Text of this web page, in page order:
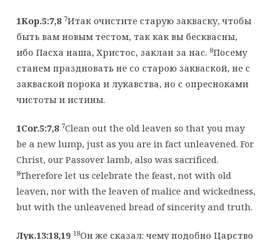
1Кор.5:7,8 7Итак очистите старую закваску, чтобы
быть вам новым тестом, так как вы бесквасны,
ибо Пасха наша, Христос, заклан за нас. 8Посему
станем праздновать не со старою закваской, не с
закваской порока и лукавства, но с опресноками
чистоты и истины.
1Cor.5:7,8 7Clean out the old leaven so that you may
be a new lump, just as you are in fact unleavened. For
Christ, our Passover lamb, also was sacrificed.
8Therefore let us celebrate the feast, not with old
leaven, nor with the leaven of malice and wickedness,
but with the unleavened bread of sincerity and truth.
Лук.13:18,19 18Он же сказал: чему подобно Царство